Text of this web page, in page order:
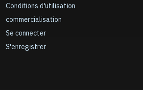
Conditions d'utilisation
commercialisation
Se connecter
S'enregistrer